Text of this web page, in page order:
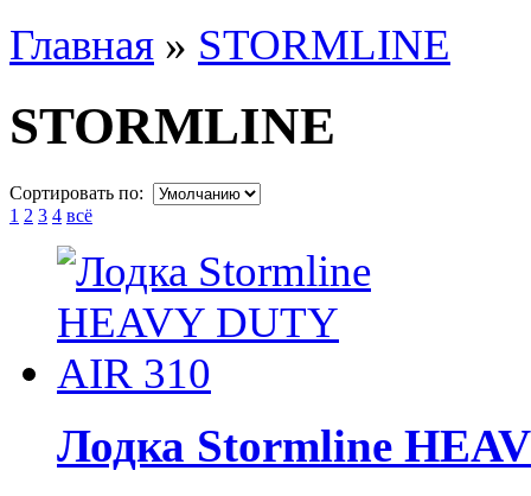
Главная » STORMLINE
STORMLINE
Сортировать по:
1 2 3 4 всё
Лодка Stormline